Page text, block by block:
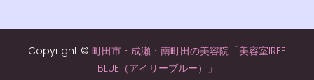
Copyright © 町田市・成瀬・南町田の美容院「美容室IREE
BLUE（アイリーブルー）」